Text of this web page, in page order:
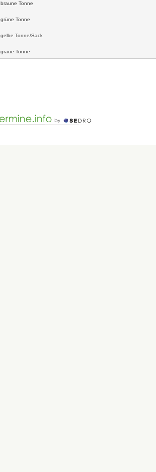
braune Tonne
grüne Tonne
gelbe Tonne/Sack
graue Tonne